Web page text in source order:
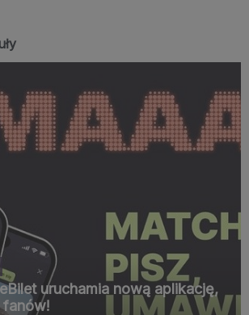
uruchamia nową aplikację,
fanów!